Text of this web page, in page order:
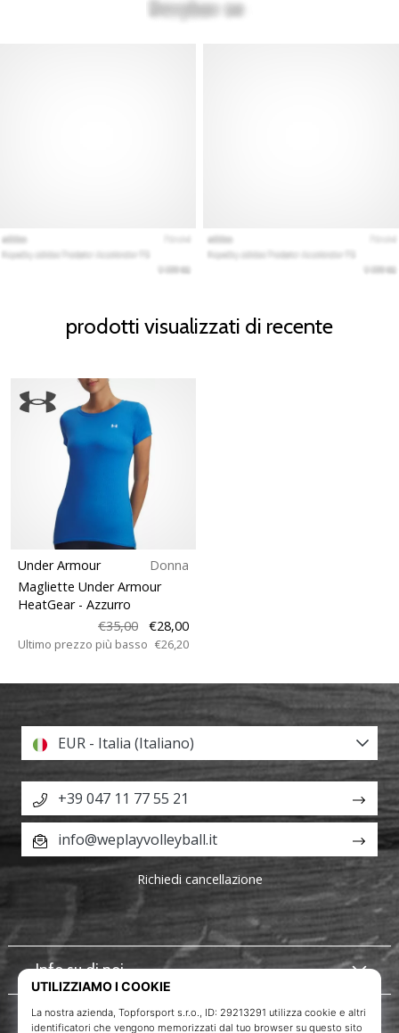
prodotti visualizzati di recente
Under Armour
Donna
Magliette Under Armour
HeatGear - Azzurro
€35,00
€28,00
Ultimo prezzo più basso €26,20
Info su di noi
Servizio clienti
EUR - Italia (Italiano)
+39 047 11 77 55 21
info@weplayvolleyball.it
Richiedi cancellazione